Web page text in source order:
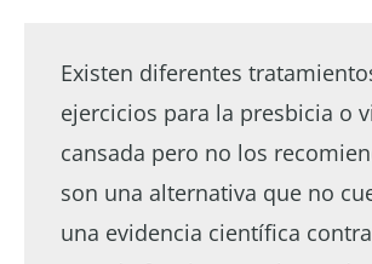
Existen diferentes
ejercicios para la presbicia o
cansada pero no los
son una alternativa que no
una evidencia científica